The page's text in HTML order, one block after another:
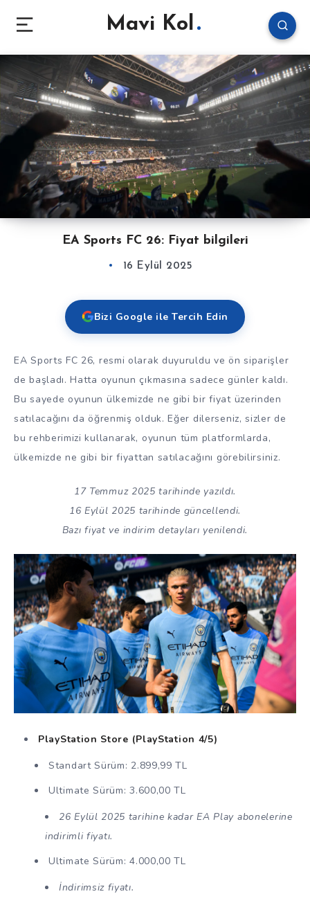
Mavi Kol
EA Sports FC 26: Fiyat bilgileri
16 Eylül 2025
Bizi Google ile Tercih Edin
EA Sports FC 26, resmi olarak duyuruldu ve ön siparişler
de başladı. Hatta oyunun çıkmasına sadece günler kaldı.
Bu sayede oyunun ülkemizde ne gibi bir fiyat üzerinden
satılacağını da öğrenmiş olduk. Eğer dilerseniz, sizler de
bu rehberimizi kullanarak, oyunun tüm platformlarda,
ülkemizde ne gibi bir fiyattan satılacağını görebilirsiniz.
17 Temmuz 2025 tarihinde yazıldı.
16 Eylül 2025 tarihinde güncellendi.
Bazı fiyat ve indirim detayları yenilendi.
PlayStation Store (PlayStation 4/5)
Standart Sürüm: 2.899,99 TL
Ultimate Sürüm: 3.600,00 TL
26 Eylül 2025 tarihine kadar EA Play abonelerine
indirimli fiyatı.
Ultimate Sürüm: 4.000,00 TL
İndirimsiz fiyatı.